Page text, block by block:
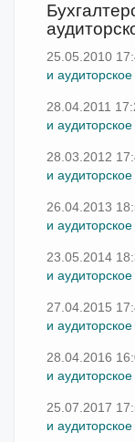
25.05.2010
и
28.04.2011
и
28.03.2012
и
26.04.2013
и
23.05.2014
и
27.04.2015
и
28.04.2016
и
25.07.2017
и